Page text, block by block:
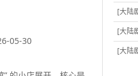
05-30
[大陆
[大陆
[大陆